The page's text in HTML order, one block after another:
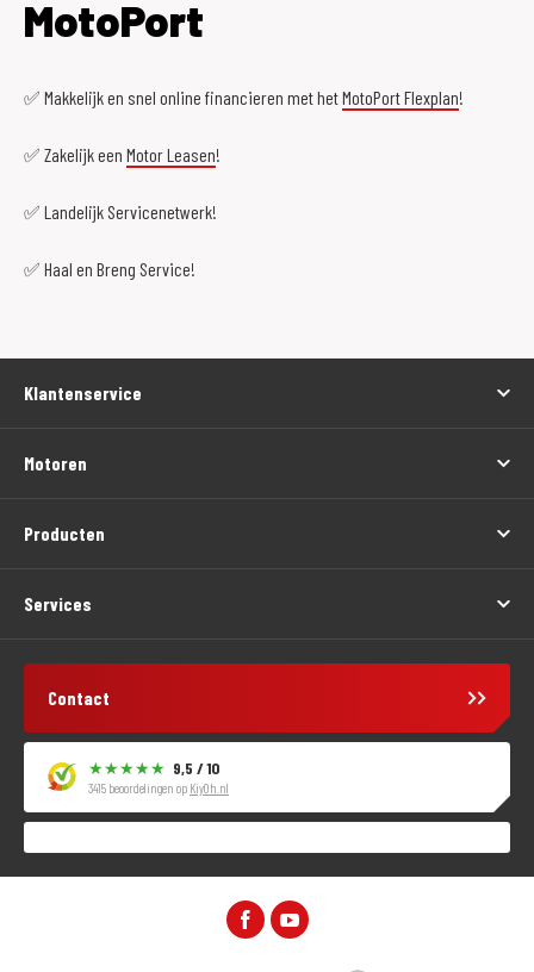
MotoPort
✅ Makkelijk en snel online financieren met hetMotoPort Flexplan!
✅ Zakelijk een Motor Leasen!
✅ Landelijk Servicenetwerk!
✅ Haal en Breng Service!
Klantenservice
Motoren
Producten
Services
Contact
9,5 / 10
3415 beoordelingen op KiyOh.nl